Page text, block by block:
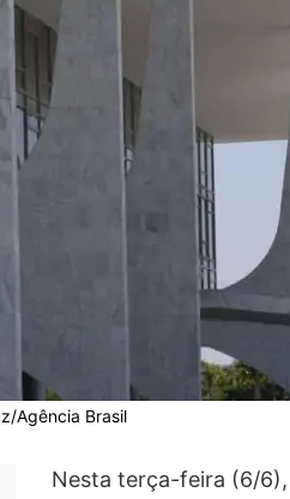
Agência Brasil
Nesta terça-feira (6/